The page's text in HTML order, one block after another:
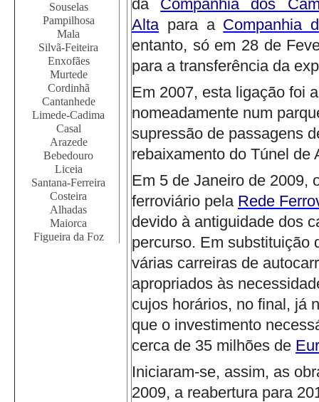
Souselas
Pampilhosa
Mala
Silvã-Feiteira
Enxofães
Murtede
Cordinhã
Cantanhede
Limede-Cadima
Casal
Arazede
Bebedouro
Liceia
Santana-Ferreira
Costeira
Alhadas
Maiorca
Figueira da Foz
da
Companhia dos
Alta para a Companhia
entanto, só em 28 de
para a transferência da
Em 2007, esta ligação foi
nomeadamente num
supressão de passagens
rebaixamento do Túnel de
Em 5 de Janeiro de 2009,
ferroviário pela Rede
devido à antiguidade dos
percurso. Em substituição
várias carreiras de
apropriados às
cujos horários, no final, já
que o investimento
cerca de 35 milhões de
Iniciaram-se, assim, as
2009, a reabertura para